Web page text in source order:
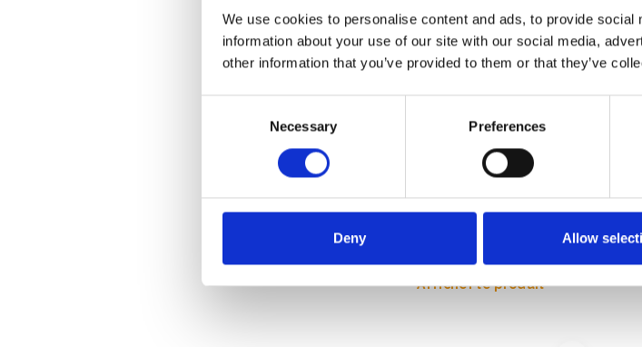
We use cookies to personalise content and ads, to provide
information about your use of our site with our social media,
other information that you’ve provided to them or that they’ve
Necessary Preferences
Deny Allow
Passerelle de travail en aluminium
€1.055,00
Afficher le produit